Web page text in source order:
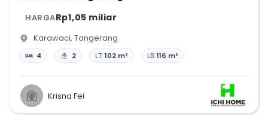
HARGARp1,05 miliar
Karawaci, Tangerang
4 2 LT:102 m² LB:116 m²
Krisna Fei